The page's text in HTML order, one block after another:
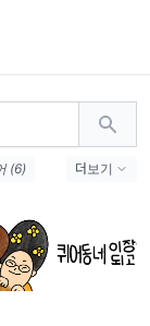
(6)
더보기